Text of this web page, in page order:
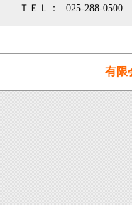
ＴＥＬ：
025-288-0500
有限